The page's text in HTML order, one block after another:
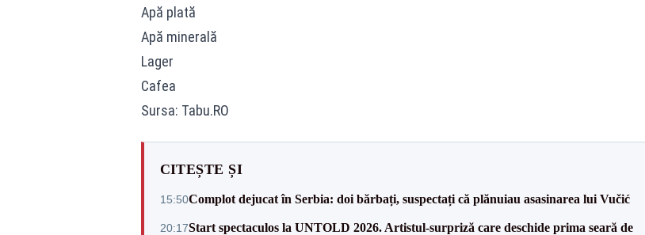
Apă plată
Apă minerală
Lager
Cafea
Sursa: Tabu.RO
CITEȘTE ȘI
15:50Complot dejucat în Serbia: doi bărbați, suspectați că plănuiau asasinarea lui Vučić
20:17Start spectaculos la UNTOLD 2026. Artistul-surpriză care deschide prima seară de